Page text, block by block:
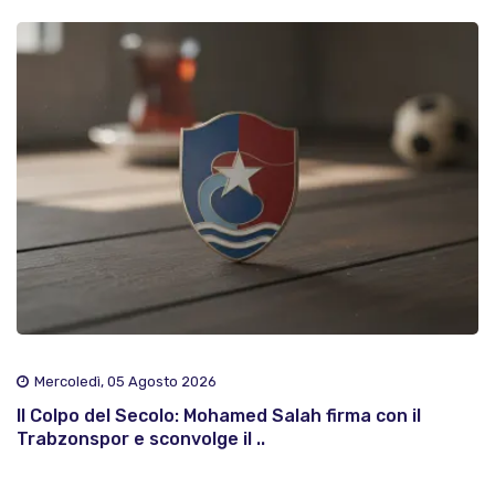
Mercoledì, 05 Agosto 2026
Il Colpo del Secolo: Mohamed Salah firma con il
Trabzonspor e sconvolge il ..